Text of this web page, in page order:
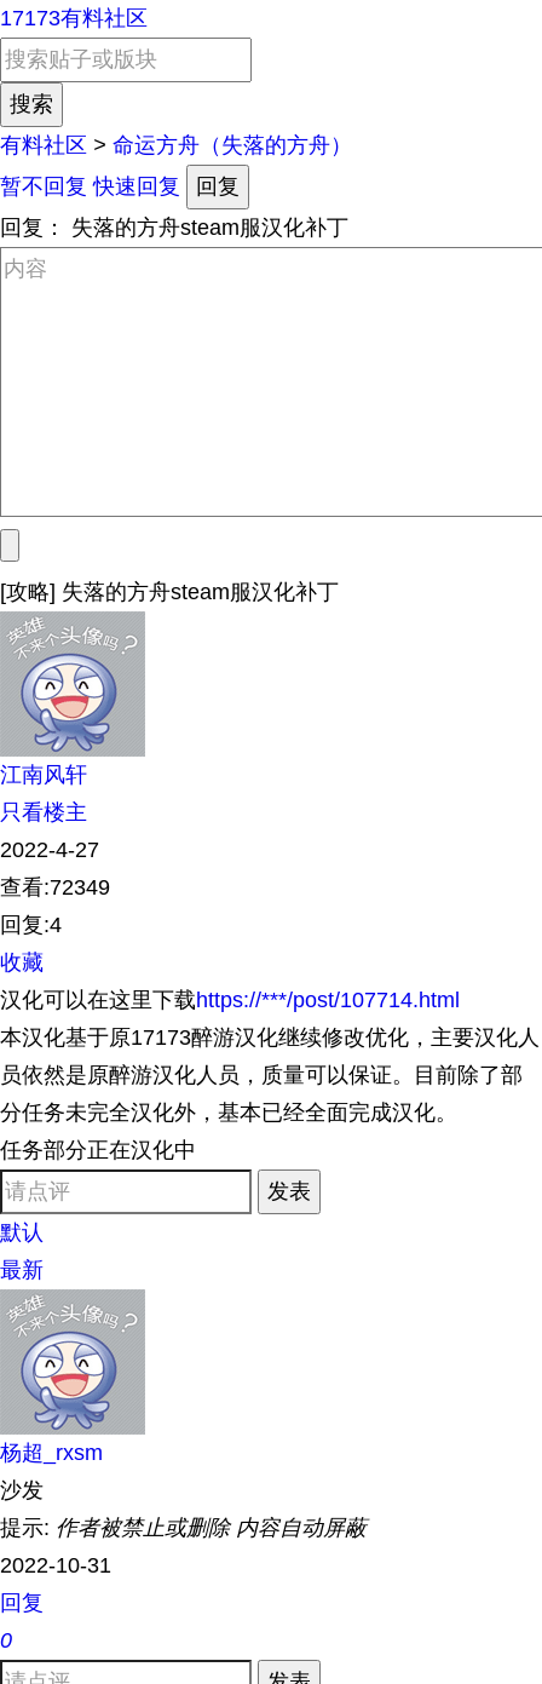
17173有料社区
有料社区 > 命运方舟（失落的方舟）
暂不回复 快速回复
回复
回复：
失落的方舟steam服汉化补丁
[攻略] 失落的方舟steam服汉化补丁
江南风轩
只看楼主
2022-4-27
查看:72349
回复:4
收藏
汉化可以在这里下载https://***/post/107714.html
本汉化基于原17173醉游汉化继续修改优化，主要汉化人
员依然是原醉游汉化人员，质量可以保证。目前除了部
分任务未完全汉化外，基本已经全面完成汉化。
任务部分正在汉化中
发表
默认
最新
杨超_rxsm
沙发
提示: 作者被禁止或删除 内容自动屏蔽
2022-10-31
回复
0